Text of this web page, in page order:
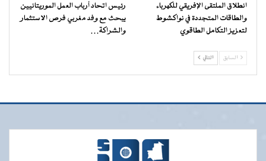
انطلاق الملتقى الإفريقي للكهرباء
والطاقات المتجددة في نواكشوط
لتعزيز التكامل الطاقوي
رئيس اتحاد أرباب العمل الموريتانيين
يبحث مع وفد مغربي فرص الاستثمار
والشراكة…
السابق التالي